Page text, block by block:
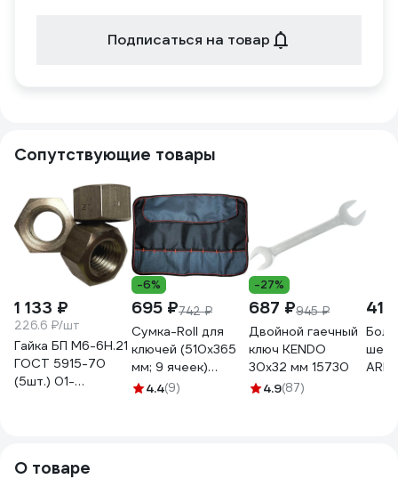
Подписаться на товар
Сопутствующие товары
1 133 ₽
226.6 ₽/шт
Гайка БП М6-6Н.21
ГОСТ 5915-70
(5шт.) 01-
-6%
695 ₽742 ₽
Сумка-Roll для
ключей (510х365
мм; 9 ячеек)
Сорокин 27.11
4.4(9)
-27%
687 ₽945 ₽
Двойной гаечный
ключ KENDO
30x32 мм 15730
4.9(87)
Болт
О товаре